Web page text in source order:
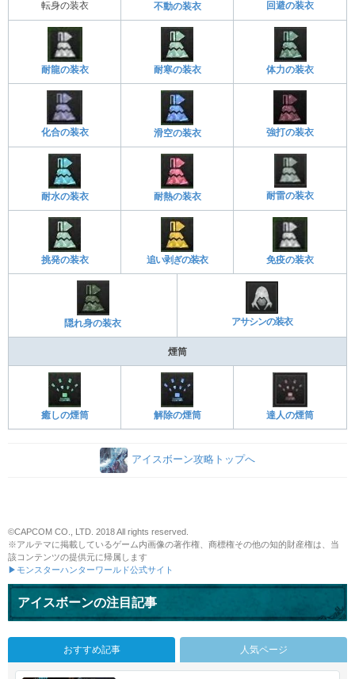
転身の装衣 不動の装衣 回避の装衣
耐龍の装衣 耐寒の装衣 体力の装衣
化合の装衣 滑空の装衣 強打の装衣
耐水の装衣 耐熱の装衣 耐雷の装衣
挑発の装衣 追い剥ぎの装衣 免疫の装衣
隠れ身の装衣 アサシンの装衣
煙筒
癒しの煙筒 解除の煙筒 達人の煙筒
アイスボーン攻略トップへ
©CAPCOM CO., LTD. 2018 All rights reserved.
※アルテマに掲載しているゲーム内画像の著作権、商標権その他の知的財産権は、当
該コンテンツの提供元に帰属します
▶モンスターハンターワールド公式サイト
アイスボーンの注目記事
おすすめ記事 人気ページ